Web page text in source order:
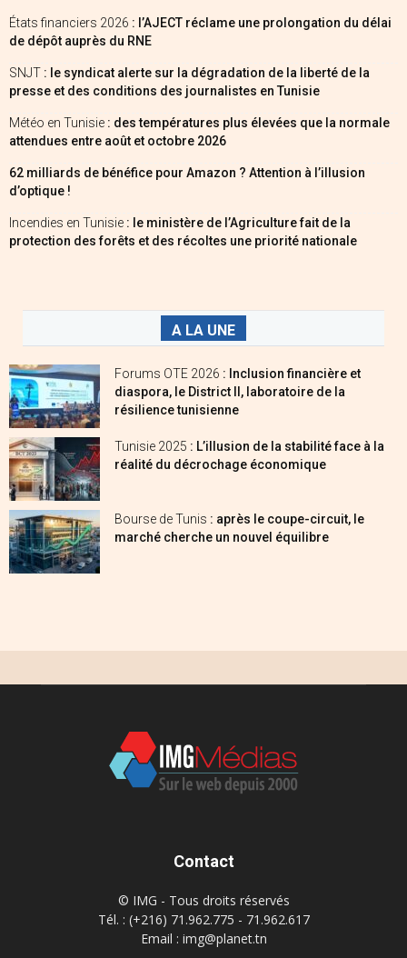
États financiers 2026 : l’AJECT réclame une prolongation du délai
de dépôt auprès du RNE
SNJT : le syndicat alerte sur la dégradation de la liberté de la
presse et des conditions des journalistes en Tunisie
Météo en Tunisie : des températures plus élevées que la normale
attendues entre août et octobre 2026
62 milliards de bénéfice pour Amazon ? Attention à l’illusion
d’optique !
Incendies en Tunisie : le ministère de l’Agriculture fait de la
protection des forêts et des récoltes une priorité nationale
A LA UNE
Forums OTE 2026 : Inclusion financière et
diaspora, le District II, laboratoire de la
résilience tunisienne
Tunisie 2025 : L’illusion de la stabilité face à la
réalité du décrochage économique
Bourse de Tunis : après le coupe-circuit, le
marché cherche un nouvel équilibre
Contact
© IMG - Tous droits réservés
Tél. : (+216) 71.962.775 - 71.962.617
Email : img@planet.tn